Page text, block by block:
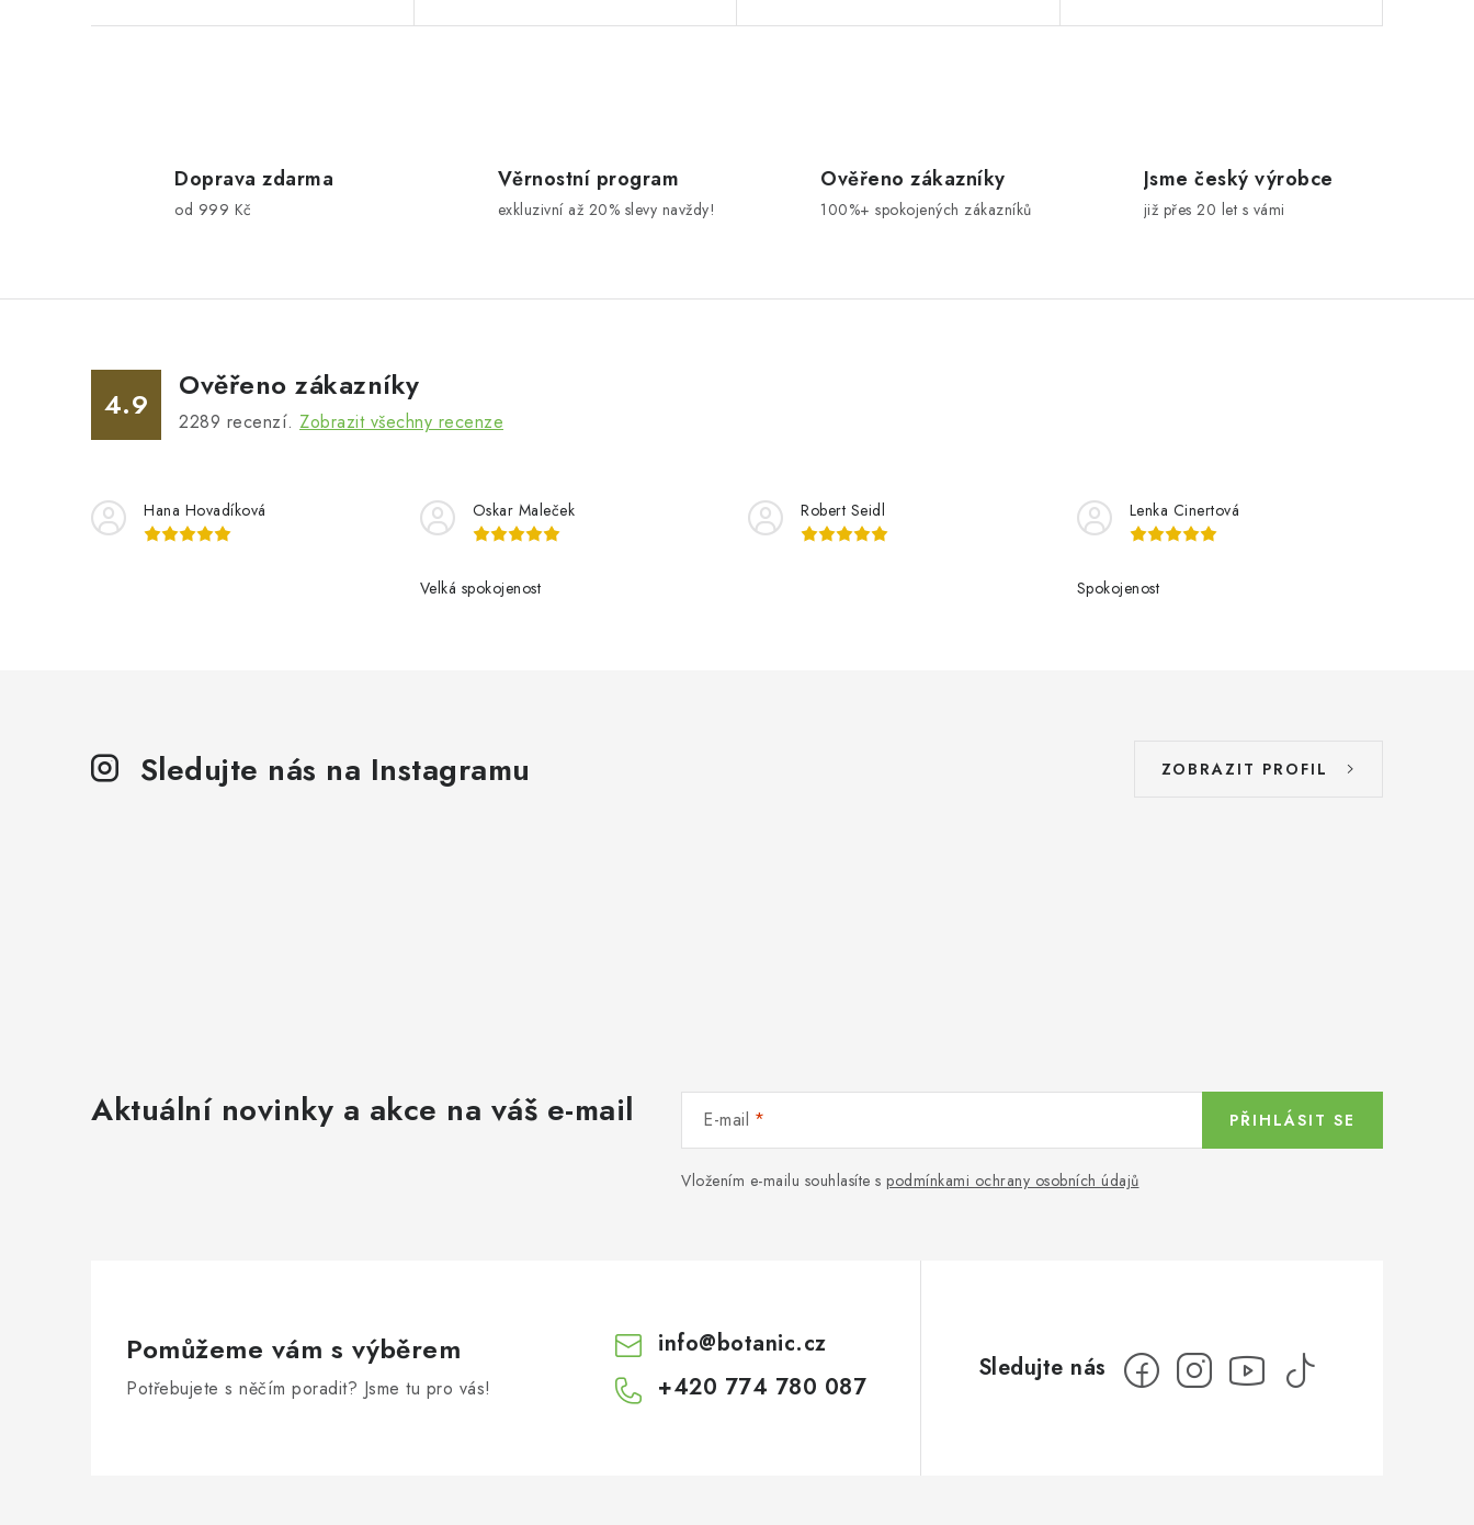
a
í
p
r
k
y
u
Doprava zdarma
od 999 Kč
Věrnostní program
exkluzivní až 20% slevy navždy!
Ověřeno zákazníky
100%+ spokojených zákazníků
Jsme český výrobce
již přes 20 let s vámi
4.9
Ověřeno zákazníky
2289 recenzí. Zobrazit všechny recenze
Hana Hovadíková Oskar Maleček
Velká spokojenost
Robert Seidl Lenka Cinertová
Spokojenost
Sledujte nás na Instagramu ZOBRAZIT PROFIL
Aktuální novinky a akce na váš e-mail E-mail
Vložením e-mailu souhlasíte s podmínkami ochrany osobních údajů
PŘIHLÁSIT SE
Pomůžeme vám s výběrem
Potřebujete s něčím poradit? Jsme tu pro vás!
info@botanic.cz
+420 774 780 087